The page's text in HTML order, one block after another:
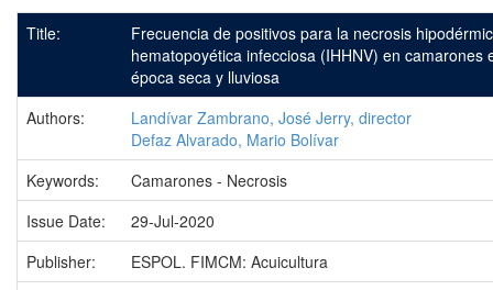
Title:
Frecuencia de positivos para la necrosis
hematopoyética infecciosa (IHHNV) en camarones
época seca y lluviosa
Authors:
Landívar Zambrano, José Jerry, director
Defaz Alvarado, Mario Bolívar
Keywords:
Camarones - Necrosis
Issue Date:
29-Jul-2020
Publisher:
ESPOL. FIMCM: Acuicultura